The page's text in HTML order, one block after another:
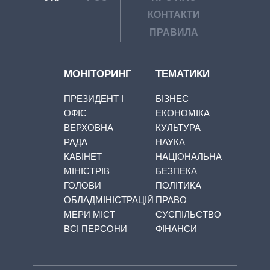
КОНТАКТИ
ПРАВИЛА
МОНІТОРИНГ
ПРЕЗИДЕНТ І
ОФІС
ВЕРХОВНА
РАДА
КАБІНЕТ
МІНІСТРІВ
ГОЛОВИ
ОБЛАДМІНІСТРАЦІЙ
МЕРИ МІСТ
ВСІ ПЕРСОНИ
ТЕМАТИКИ
БІЗНЕС
ЕКОНОМІКА
КУЛЬТУРА
НАУКА
НАЦІОНАЛЬНА
БЕЗПЕКА
ПОЛІТИКА
ПРАВО
СУСПІЛЬСТВО
ФІНАНСИ